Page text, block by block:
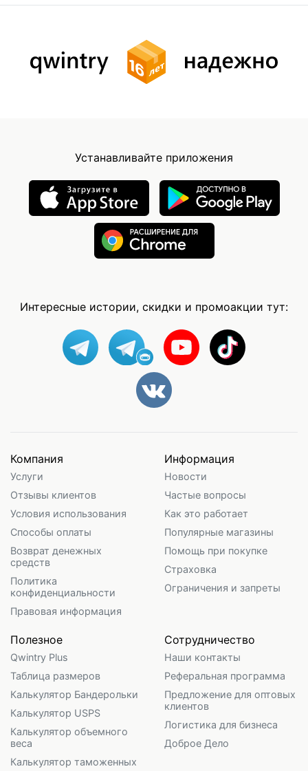
Устанавливайте приложения
Интересные истории, скидки и промоакции тут:
Компания
Услуги
Отзывы клиентов
Условия использования
Способы оплаты
Возврат денежных
средств
Политика
конфиденциальности
Правовая информация
Информация
Новости
Частые вопросы
Как это работает
Популярные магазины
Помощь при покупке
Страховка
Ограничения и запреты
Полезное
Qwintry Plus
Таблица размеров
Калькулятор Бандерольки
Калькулятор USPS
Калькулятор объемного
веса
Калькулятор таможенных
Сотрудничество
Наши контакты
Реферальная программа
Предложение для оптовых
клиентов
Логистика для бизнеса
Доброе Дело